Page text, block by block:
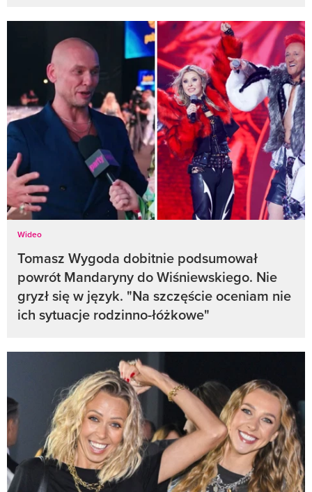
Wideo
Tomasz Wygoda dobitnie podsumował
powrót Mandaryny do Wiśniewskiego. Nie
gryzł się w język. "Na szczęście oceniam nie
ich sytuacje rodzinno-łóżkowe"